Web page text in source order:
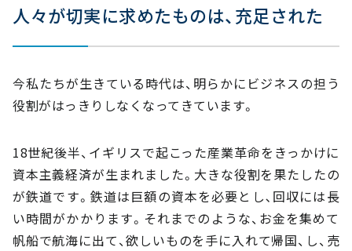
人々が切実に求めたものは、充足された
今私たちが生きている時代は、明らかにビジネスの担う
役割がはっきりしなくなってきています。
18世紀後半、イギリスで起こった産業革命をきっかけに
資本主義経済が生まれました。大きな役割を果たしたの
が鉄道です。鉄道は巨額の資本を必要とし､回収には長
い時間がかかります。それまでのような、お金を集めて
帆船で航海に出て、欲しいものを手に入れて帰国、し、売